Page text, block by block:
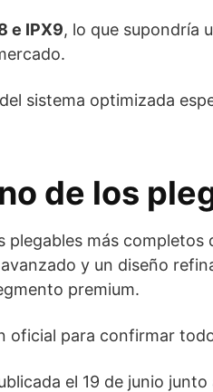
e IPX9, lo que supondría
sistema optimizada
de los
más completos
y un diseño
premium.
oficial para confirmar
el 19 de junio